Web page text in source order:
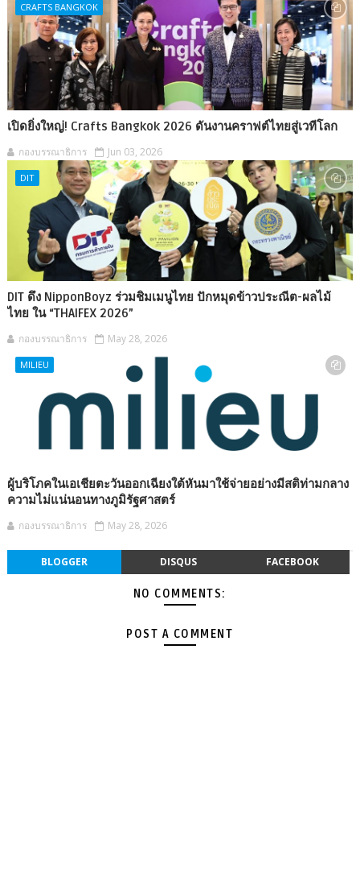
CRAFTS BANGKOK
เปิดยิ่งใหญ่! Crafts Bangkok 2026 ดันงานคราฟต์ไทยสู่เวทีโลก
กองบรรณาธิการ Jun 03, 2026
DIT
DIT ดึง NipponBoyz ร่วมชิมเมนูไทย ปักหมุดข้าวประณีต-ผลไม้
ไทย ใน “THAIFEX 2026”
กองบรรณาธิการ May 28, 2026
MILIEU
ผู้บริโภคในเอเชียตะวันออกเฉียงใต้หันมาใช้จ่ายอย่างมีสติท่ามกลาง
ความไม่แน่นอนทางภูมิรัฐศาสตร์
กองบรรณาธิการ May 28, 2026
BLOGGER DISQUS FACEBOOK
NO COMMENTS:
POST A COMMENT